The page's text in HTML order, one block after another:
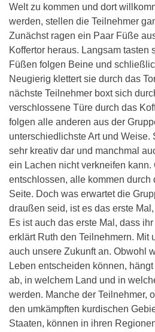
Welt zu kommen und dort
werden, stellen die Teilnehmer
Zunächst ragen ein Paar Füße
Koffertor heraus. Langsam tasten
Füßen folgen Beine und
Neugierig klettert sie durch das
nächste Teilnehmer boxt sich
verschlossene Türe durch das
folgen alle anderen aus der
unterschiedlichste Art und Weise.
sehr kreativ dar und manchmal
ein Lachen nicht verkneifen kann.
entschlossen, alle kommen durch
Seite. Doch was erwartet die
draußen seid, ist es das erste
Es ist auch das erste Mal, dass
erklärt Ruth den Teilnehmern. Mit
auch unsere Zukunft an. Obwohl
Leben entscheiden können,
ab, in welchem Land und in
werden. Manche der Teilnehmer,
den umkämpften kurdischen
Staaten, können in ihren